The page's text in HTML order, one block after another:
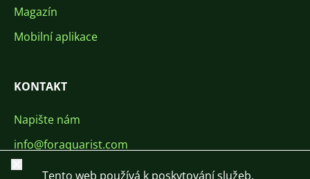
Magazín
Mobilní aplikace
KONTAKT
Napište nám
info@foraquarist.com
+420 603 449 602
Zavřít
Tento web používá k poskytování služeb,